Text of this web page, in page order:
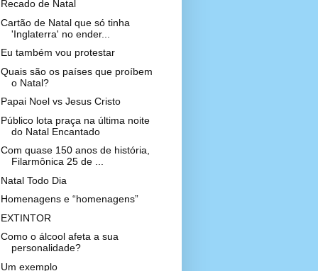
Recado de Natal
Cartão de Natal que só tinha
'Inglaterra' no ender...
Eu também vou protestar
Quais são os países que proíbem
o Natal?
Papai Noel vs Jesus Cristo
Público lota praça na última noite
do Natal Encantado
Com quase 150 anos de história,
Filarmônica 25 de ...
Natal Todo Dia
Homenagens e “homenagens”
EXTINTOR
Como o álcool afeta a sua
personalidade?
Um exemplo